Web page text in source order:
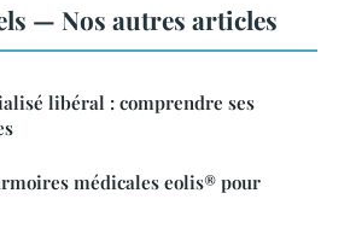
— Nos autres articles
libéral : comprendre ses
médicales eolis® pour